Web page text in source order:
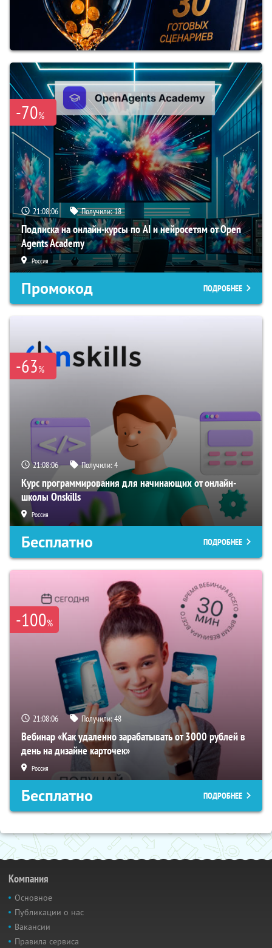
-70%
21:08:05 Получили:18
Подписка на онлайн-курсы по AI и нейросетям от Open
Agents Academy
Россия
Промокод ПОДРОБНЕЕ
-63%
21:08:05 Получили:4
Курс программирования для начинающих от онлайн-
школы Onskills
Россия
Бесплатно ПОДРОБНЕЕ
-100%
21:08:05 Получили:48
Вебинар «Как удаленно зарабатывать от 3000 рублей в
день на дизайне карточек»
Россия
Бесплатно ПОДРОБНЕЕ
Компания
Основное
Публикации о нас
Вакансии
Правила сервиса